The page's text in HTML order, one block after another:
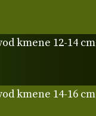
kmene 12-14 cm
kmene 14-16 cm